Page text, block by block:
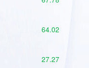
64.02
27.27